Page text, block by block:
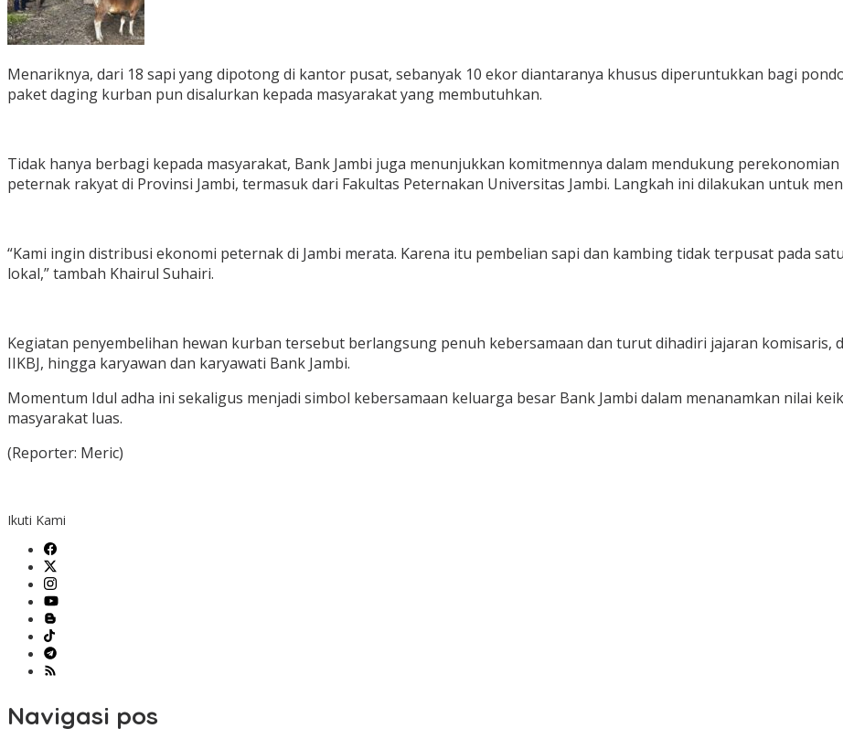
Menariknya, dari 18 sapi yang dipotong di kantor pusat, sebanyak 10 ekor diantaranya khusus diperuntukkan bagi
paket daging kurban pun disalurkan kepada masyarakat yang membutuhkan.
Tidak hanya berbagi kepada masyarakat, Bank Jambi juga menunjukkan komitmennya dalam mendukung
peternak rakyat di Provinsi Jambi, termasuk dari Fakultas Peternakan Universitas Jambi. Langkah ini dilakukan untuk
“Kami ingin distribusi ekonomi peternak di Jambi merata. Karena itu pembelian sapi dan kambing tidak terpusat pada
lokal,” tambah Khairul Suhairi.
Kegiatan penyembelihan hewan kurban tersebut berlangsung penuh kebersamaan dan turut dihadiri jajaran komisaris,
IIKBJ, hingga karyawan dan karyawati Bank Jambi.
Momentum Idul adha ini sekaligus menjadi simbol kebersamaan keluarga besar Bank Jambi dalam menanamkan nilai
masyarakat luas.
(Reporter: Meric)
Ikuti Kami
Navigasi pos